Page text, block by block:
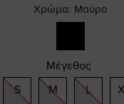
Χρώμα: Μαύρο
Μέγεθος
S
M L